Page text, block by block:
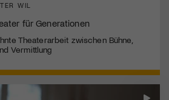
WIL
für Generationen
Theaterarbeit zwischen Bühne,
Vermittlung